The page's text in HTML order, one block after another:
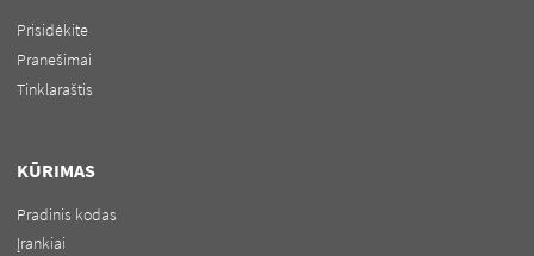
Prisidėkite
Pranešimai
Tinklaraštis
KŪRIMAS
Pradinis kodas
Įrankiai